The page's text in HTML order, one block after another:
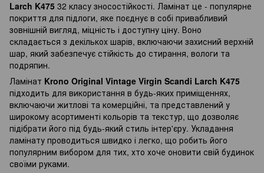
Larch K475 32 класу зносостійкості. Ламінат це - популярне
покриття для підлоги, яке поєднує в собі привабливий
зовнішній вигляд, міцність і доступну ціну. Воно
складається з декількох шарів, включаючи захисний верхній
шар, який забезпечує стійкість до стирання, вологи та
подряпин.
Ламінат Krono Original Vintage Virgin Scandi Larch K475
підходить для використання в будь-яких приміщеннях,
включаючи житлові та комерційні, та представлений у
широкому асортименті кольорів та текстур, що дозволяє
підібрати його під будь-який стиль інтер'єру. Укладання
ламінату проводиться швидко і легко, що робить його
популярним вибором для тих, хто хоче оновити свій будинок
своїми руками.